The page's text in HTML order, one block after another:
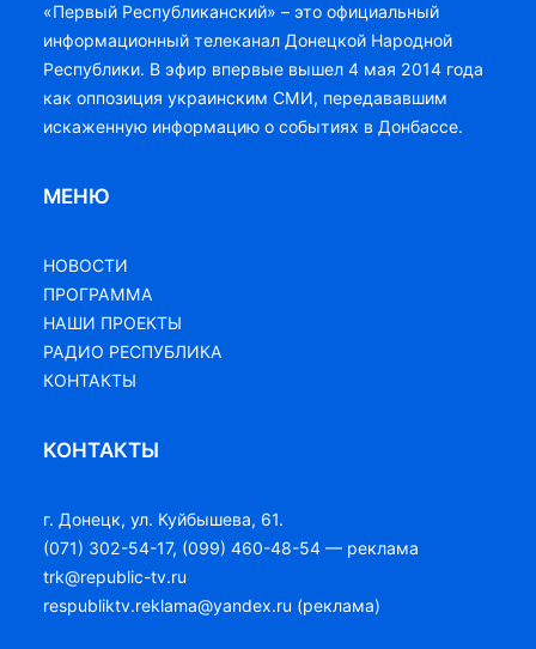
«Первый Республиканский» – это официальный
информационный телеканал Донецкой Народной
Республики. В эфир впервые вышел 4 мая 2014 года
как оппозиция украинским СМИ, передававшим
искаженную информацию о событиях в Донбассе.
МЕНЮ
НОВОСТИ
ПРОГРАММА
НАШИ ПРОЕКТЫ
РАДИО РЕСПУБЛИКА
КОНТАКТЫ
КОНТАКТЫ
г. Донецк, ул. Куйбышева, 61.
(071) 302-54-17, (099) 460-48-54 — реклама
trk@republic-tv.ru
respubliktv.reklama@yandex.ru (реклама)